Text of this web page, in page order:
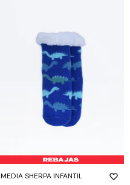
MEDIA SHERPA INFANTIL